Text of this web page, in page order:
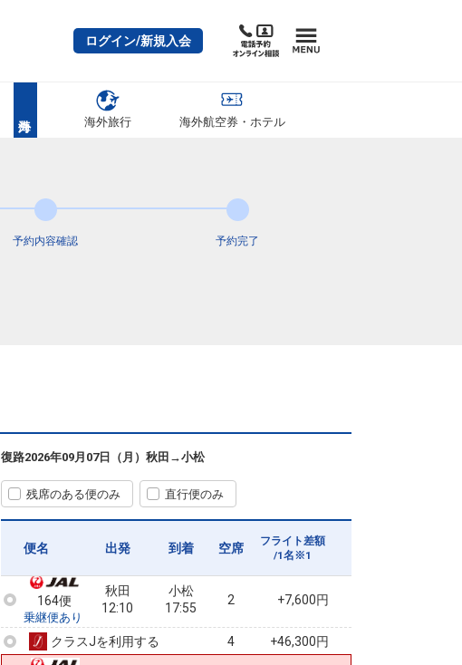
ログイン/新規入会
海外旅行 海外航空券・ホテル
予約内容確認 予約完了
復路2026年09月07日（月） 秋田 →小松
残席のある便のみ 直行便のみ
便名 出発 到着 空席
フライト差額
/1名※1
162便
乗継便あり
+17,200円
164便
秋田
12:10
小松
19:50
3 +4,600円
クラスJを利用する 3 +27,900円
164便
乗継便あり
秋田
12:10
小松
17:55
2 +7,600円
クラスJを利用する 4 +46,300円